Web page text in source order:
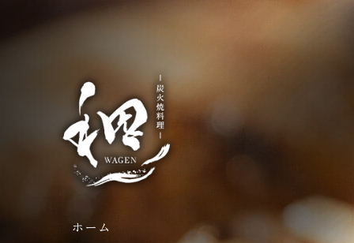
ホーム